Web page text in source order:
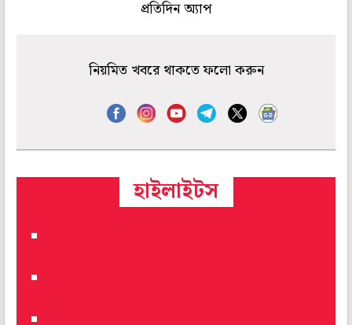
প্রতিদিন অ্যাপ
নিয়মিত খবরে থাকতে ফলো করুন
হাইলাইটস